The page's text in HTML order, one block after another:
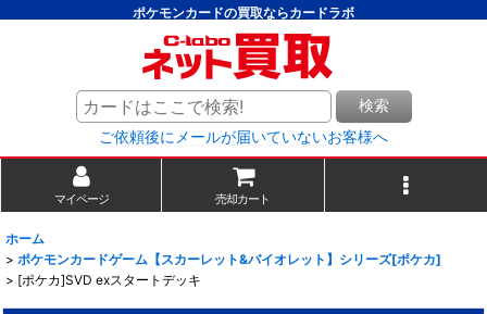
ポケモンカードの買取ならカードラボ
検索
ご依頼後にメールが届いていないお客様へ
マイページ 売却カート
ホーム
> ポケモンカードゲーム【スカーレット&バイオレット】シリーズ[ポケカ]
> [ポケカ]SVD exスタートデッキ